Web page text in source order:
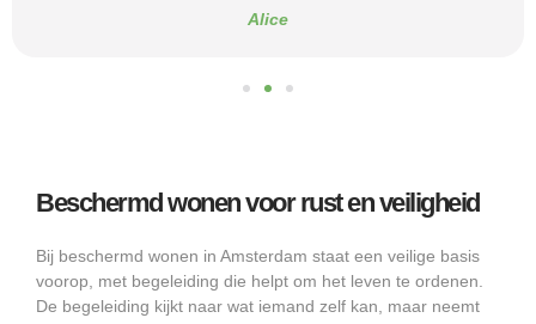
Alice
Beschermd wonen voor rust en veiligheid
Bij beschermd wonen in Amsterdam staat een veilige basis
voorop, met begeleiding die helpt om het leven te ordenen.
De begeleiding kijkt naar wat iemand zelf kan, maar neemt